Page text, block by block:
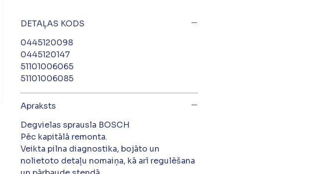
DETAĻAS KODS
0445120098
0445120147
51101006065
51101006085
Apraksts
Degvielas sprausla BOSCH
Pēc kapitālā remonta.
Veikta pilna diagnostika, bojāto un
nolietoto detaļu nomaiņa, kā arī regulēšana